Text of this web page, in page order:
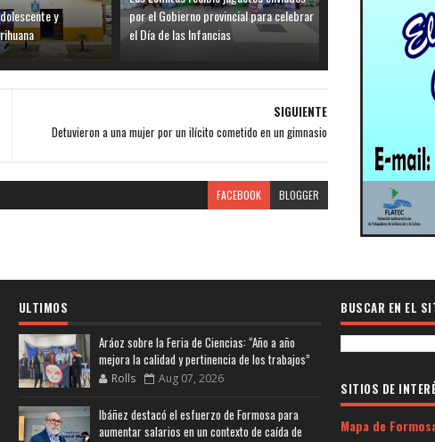
y
por el Gobierno provincial para celebrar
el Día de las Infancias
SIGUIENTE
Detuvieron a una mujer por un ilícito cometido en un gimnasio
FACEBOOK BLOGGER
ULTIMOS
Aráoz sobre la Feria de Ciencias: “Año a año
mejora la calidad y pertinencia de los trabajos”
Rolls Aug 07, 2026
Ibáñez destacó el esfuerzo de Formosa para
aumentar salarios en un contexto de caída de
BUSCAR EN EL
SITIOS DE
Mapa de